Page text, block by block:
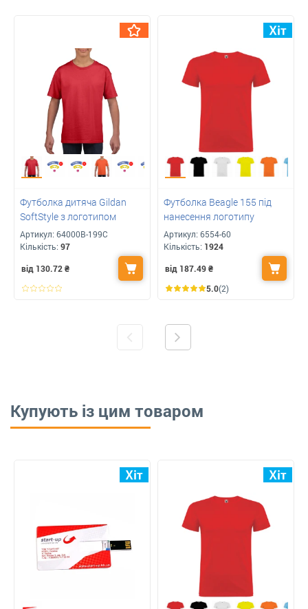
Футболка дитяча Gildan
SoftStyle з логотипом
Артикул: 64000B-199C
Кількість: 97
від 130.72₴
Футболка Beagle 155 під
нанесення логотипу
Артикул: 6554-60
Кількість: 1924
від 187.49₴
5.0(2)
Купують із цим товаром